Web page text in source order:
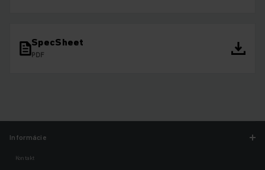
SpecSheet
PDF
Informácie
Kontakt